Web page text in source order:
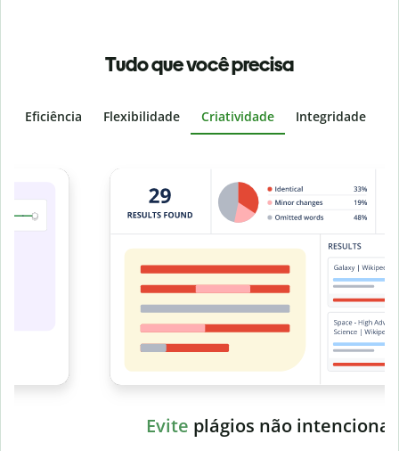
Tudo que você precisa
Eficiência Flexibilidade Criatividade Integridade
Slide 4 of 6
plágios não intencionais